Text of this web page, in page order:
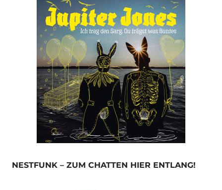
NESTFUNK – ZUM CHATTEN HIER ENTLANG!